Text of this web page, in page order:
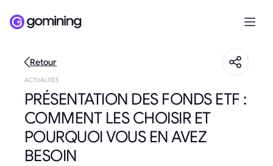
Retour
ACTUALITÉS
PRÉSENTATION DES FONDS ETF :
COMMENT LES CHOISIR ET
POURQUOI VOUS EN AVEZ
BESOIN